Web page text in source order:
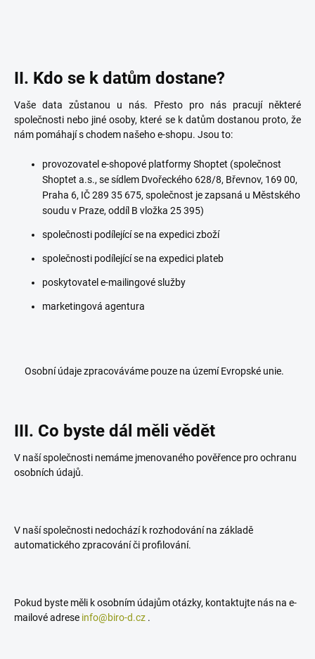
II. Kdo se k datům dostane?
Vaše data zůstanou u nás. Přesto pro nás pracují některé
společnosti nebo jiné osoby, které se k datům dostanou proto, že
nám pomáhají s chodem našeho e-shopu. Jsou to:
provozovatel e-shopové platformy Shoptet (společnost
Shoptet a.s., se sídlem Dvořeckého 628/8, Břevnov, 169 00,
Praha 6, IČ 289 35 675, společnost je zapsaná u Městského
soudu v Praze, oddíl B vložka 25 395)
společnosti podílející se na expedici zboží
společnosti podílející se na expedici plateb
poskytovatel e-mailingové služby
marketingová agentura
Osobní údaje zpracováváme pouze na území Evropské unie.
III. Co byste dál měli vědět
V naší společnosti nemáme jmenovaného pověřence pro ochranu
osobních údajů.
V naší společnosti nedochází k rozhodování na základě
automatického zpracování či profilování.
Pokud byste měli k osobním údajům otázky, kontaktujte nás na e-
mailové adrese info@biro-d.cz .